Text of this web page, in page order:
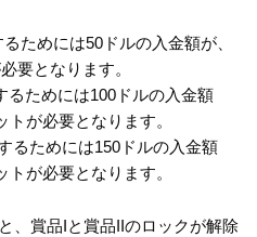
ためには50ドルの入金額が、
要となります。
るためには100ドルの入金額
が必要となります。
るためには150ドルの入金額
が必要となります。
、賞品Iと賞品IIのロックが解除